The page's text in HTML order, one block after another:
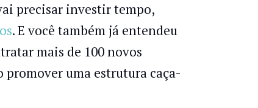
precisar investir tempo,
. E você também já entendeu
mais de 100 novos
promover uma estrutura caça-